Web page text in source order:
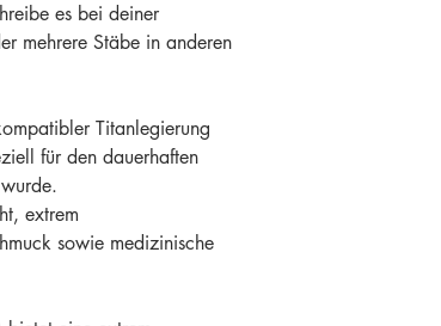
es bei deiner
mehrere Stäbe in anderen
Titanlegierung
für den dauerhaften
extrem
sowie medizinische